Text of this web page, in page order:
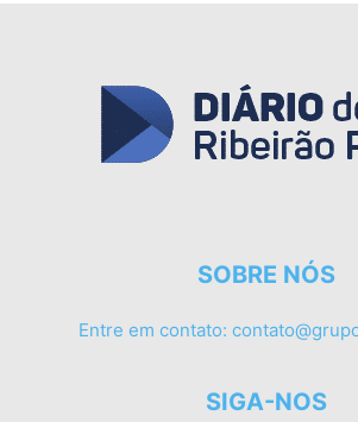
SOBRE NÓS
Entre em contato:
SIGA-NOS